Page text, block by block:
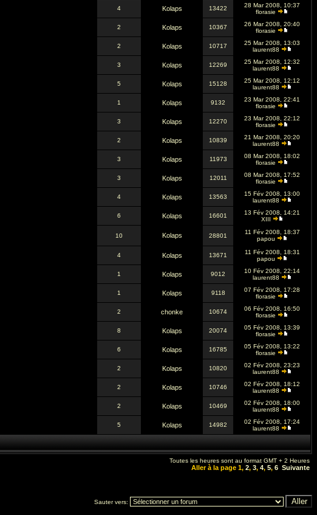
4 Kolaps 13422
28 Mar 2008, 10:37
florasie
2 Kolaps 10367
26 Mar 2008, 20:40
florasie
2 Kolaps 10717
25 Mar 2008, 13:03
laurent88
3 Kolaps 12269
25 Mar 2008, 12:32
laurent88
5 Kolaps 15128
25 Mar 2008, 12:12
laurent88
1 Kolaps 9132
23 Mar 2008, 22:41
florasie
3 Kolaps 12270
23 Mar 2008, 22:12
florasie
2 Kolaps 10839
21 Mar 2008, 20:20
laurent88
3 Kolaps 11973
08 Mar 2008, 18:02
florasie
3 Kolaps 12011
08 Mar 2008, 17:52
florasie
4 Kolaps 13563
15 Fév 2008, 13:00
laurent88
6 Kolaps 16601
13 Fév 2008, 14:21
XIII
10 Kolaps 28801
11 Fév 2008, 18:37
papou
4 Kolaps 13671
11 Fév 2008, 18:31
papou
1 Kolaps 9012
10 Fév 2008, 22:14
laurent88
1 Kolaps 9118
07 Fév 2008, 17:28
florasie
2 chonke 10674
06 Fév 2008, 16:50
florasie
8 Kolaps 20074
05 Fév 2008, 13:39
florasie
6 Kolaps 16785
05 Fév 2008, 13:22
florasie
2 Kolaps 10820
02 Fév 2008, 23:23
laurent88
2 Kolaps 10746
02 Fév 2008, 18:12
laurent88
2 Kolaps 10469
02 Fév 2008, 18:00
laurent88
5 Kolaps 14982
02 Fév 2008, 17:24
laurent88
Toutes les heures sont au format GMT + 2 Heures
Aller à la page 1, 2, 3, 4, 5, 6 Suivante
Sauter vers: